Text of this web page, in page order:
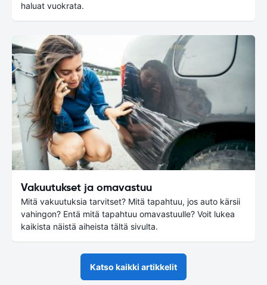
haluat vuokrata.
Vakuutukset ja omavastuu
Mitä vakuutuksia tarvitset? Mitä tapahtuu, jos auto kärsii
vahingon? Entä mitä tapahtuu omavastuulle? Voit lukea
kaikista näistä aiheista tältä sivulta.
Katso kaikki artikkelit